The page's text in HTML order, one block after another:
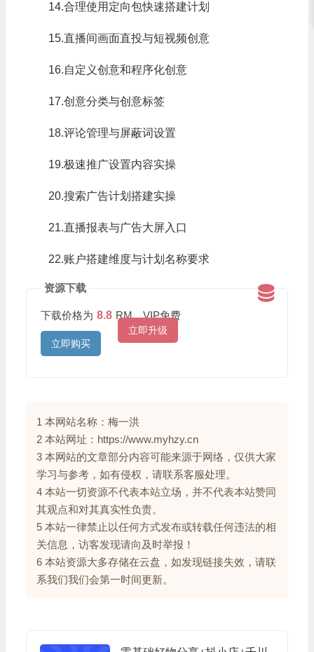
14.合理使用定向包快速搭建计划
15.直播间画面直投与短视频创意
16.自定义创意和程序化创意
17.创意分类与创意标签
18.评论管理与屏蔽词设置
19.极速推广设置内容实操
20.搜索广告计划搭建实操
21.直播报表与广告大屏入口
22.账户搭建维度与计划名称要求
资源下载
下载价格为 8.8 RM，VIP免费
立即升级
立即购买
1 本网站名称：梅一洪
2 本站网址：https://www.myhzy.cn
3 本网站的文章部分内容可能来源于网络，仅供大家
学习与参考，如有侵权，请联系客服处理。
4 本站一切资源不代表本站立场，并不代表本站赞同
其观点和对其真实性负责。
5 本站一律禁止以任何方式发布或转载任何违法的相
关信息，访客发现请向及时举报！
6 本站资源大多存储在云盘，如发现链接失效，请联
系我们我们会第一时间更新。